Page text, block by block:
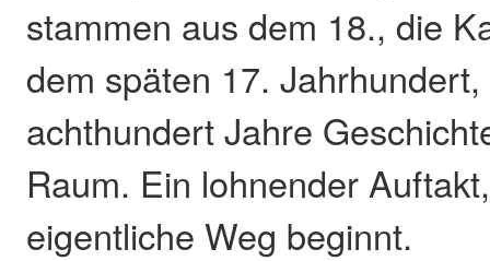
stammen aus dem 18., die
dem späten 17.
achthundert Jahre
Raum. Ein lohnender
eigentliche Weg beginnt.